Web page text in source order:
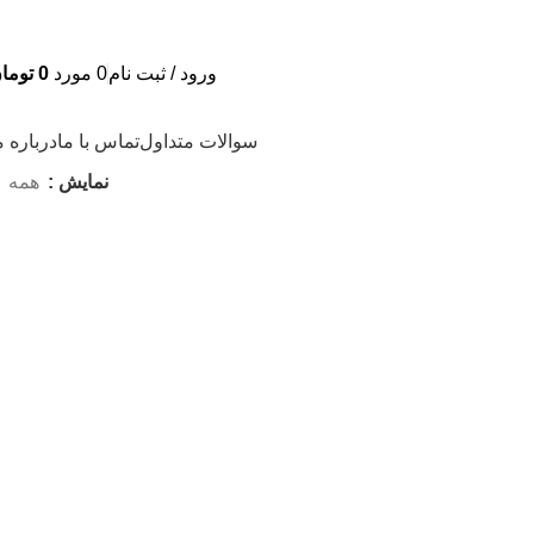
ورود / ثبت نام0 مورد 0
سوالات متداولتماس با مادرباره
نمایش همه